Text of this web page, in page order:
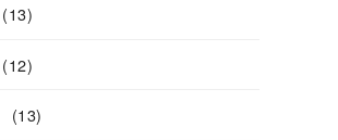
(13)
(12)
(13)